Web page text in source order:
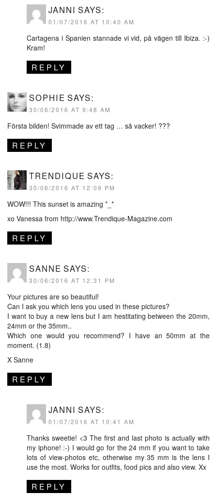
JANNI SAYS:
01/07/2016 AT 10:40 AM
Cartagena i Spanien stannade vi vid, på vägen till Ibiza. :-)
Kram!
REPLY
SOPHIE SAYS:
30/06/2016 AT 9:48 AM
Första bilden! Svimmade av ett tag … så vacker! ???
REPLY
TRENDIQUE SAYS:
30/06/2016 AT 12:09 PM
WOW!!! This sunset is amazing *_*
xo Vanessa from http://www.Trendique-Magazine.com
REPLY
SANNE SAYS:
30/06/2016 AT 12:31 PM
Your pictures are so beautiful!
Can I ask you which lens you used in these pictures?
I want to buy a new lens but I am hestitating between the 20mm,
24mm or the 35mm..
Which one would you recommend? I have an 50mm at the
moment. (1.8)
X Sanne
REPLY
JANNI SAYS:
01/07/2016 AT 10:41 AM
Thanks sweetie! <3 The first and last photo is actually with
my iphone! :-) I would go for the 24 mm if you want to take
lots of view-photos etc, otherwise my 35 mm is the lens I
use the most. Works for outfits, food pics and also view. Xx
REPLY